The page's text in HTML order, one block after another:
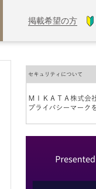
掲載希望の方